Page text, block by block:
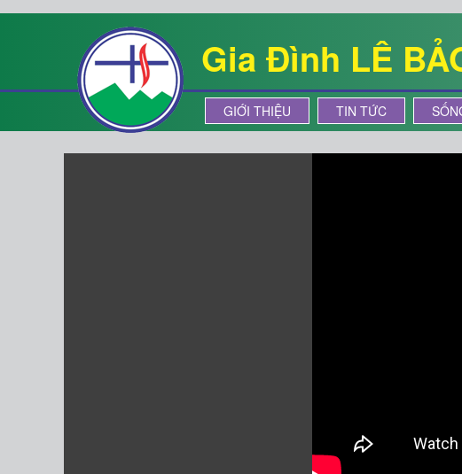
Gia Đình LÊ
GIỚI THIỆU TIN TỨC